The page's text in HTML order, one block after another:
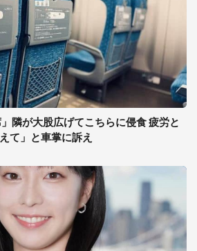
隣が大股広げてこちらに侵食 疲労と
て」と車掌に訴え